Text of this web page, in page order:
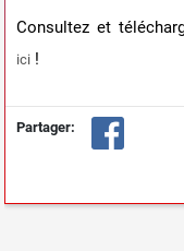
Consultez et
ici !
Partager: